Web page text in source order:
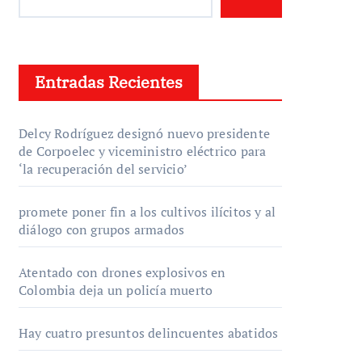
Entradas Recientes
Delcy Rodríguez designó nuevo presidente
de Corpoelec y viceministro eléctrico para
‘la recuperación del servicio’
promete poner fin a los cultivos ilícitos y al
diálogo con grupos armados
Atentado con drones explosivos en
Colombia deja un policía muerto
Hay cuatro presuntos delincuentes abatidos